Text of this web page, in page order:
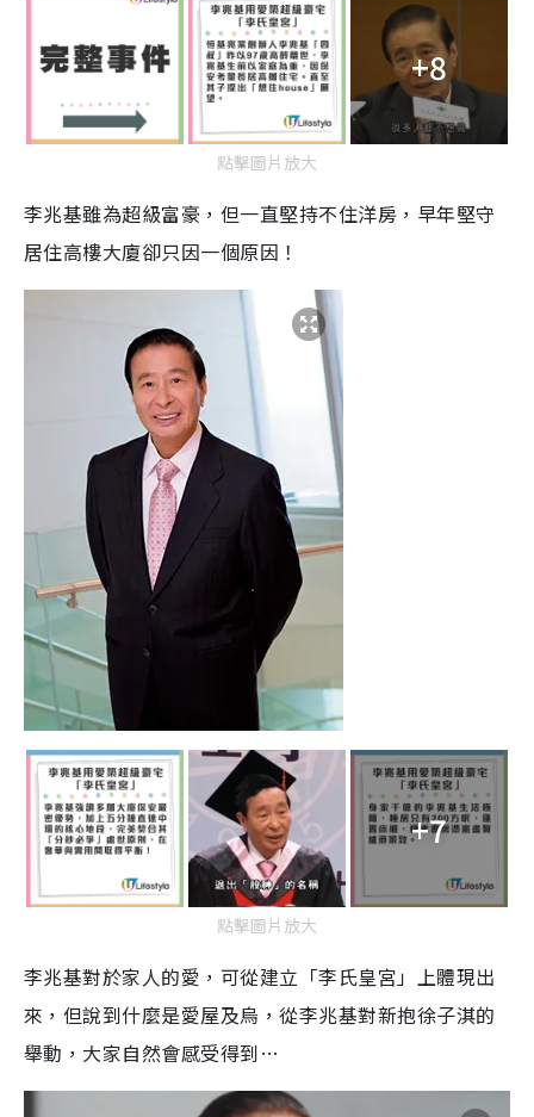
+8
點擊圖片放大
李兆基雖為超級富豪，但一直堅持不住洋房，早年堅守
居住高樓大廈卻只因一個原因！
+7
點擊圖片放大
李兆基對於家人的愛，可從建立「李氏皇宮」上體現出
來，但說到什麼是愛屋及烏，從李兆基對新抱徐子淇的
舉動，大家自然會感受得到…